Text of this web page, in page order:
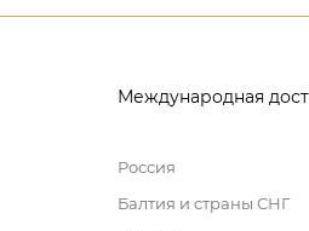
Международная
Россия
Балтия и страны СНГ